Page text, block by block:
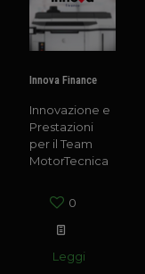
Newsletter
Innova Finance
Innovazione e
Prestazioni
per il Team
MotorTecnica
0
Leggi